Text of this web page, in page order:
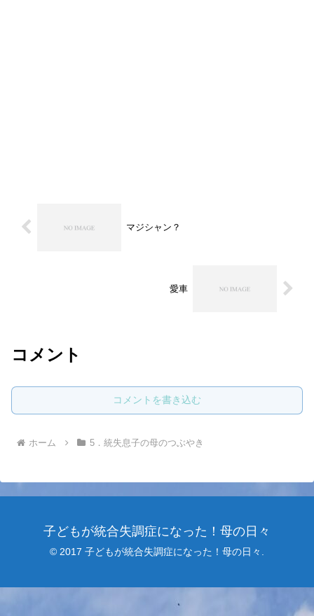
マジシャン？
愛車
コメント
コメントを書き込む
ホーム 5．統失息子の母のつぶやき
子どもが統合失調症になった！母の日々
© 2017 子どもが統合失調症になった！母の日々.